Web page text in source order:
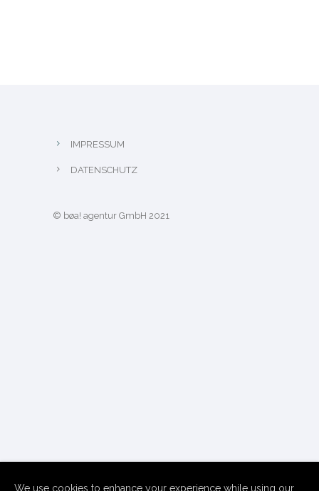
IMPRESSUM
DATENSCHUTZ
© bøa! agentur GmbH 2021
We use cookies to enhance your experience while using our